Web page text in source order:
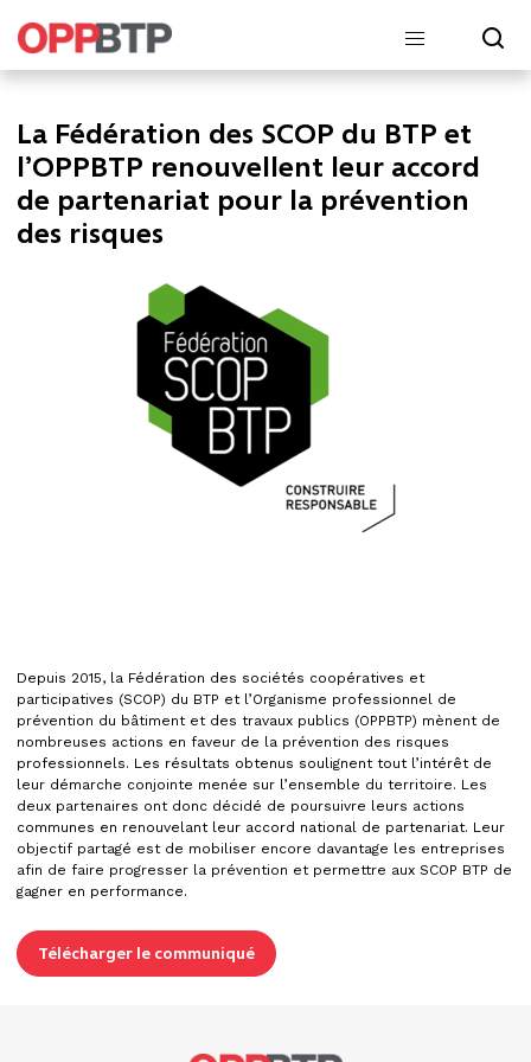
La Fédération des SCOP du BTP et
l’OPPBTP renouvellent leur accord
de partenariat pour la prévention
des risques
Depuis 2015, la Fédération des sociétés coopératives et
participatives (SCOP) du BTP et l’Organisme professionnel de
prévention du bâtiment et des travaux publics (OPPBTP) mènent de
nombreuses actions en faveur de la prévention des risques
professionnels. Les résultats obtenus soulignent tout l’intérêt de
leur démarche conjointe menée sur l’ensemble du territoire. Les
deux partenaires ont donc décidé de poursuivre leurs actions
communes en renouvelant leur accord national de partenariat. Leur
objectif partagé est de mobiliser encore davantage les entreprises
afin de faire progresser la prévention et permettre aux SCOP BTP de
gagner en performance.
Télécharger le communiqué